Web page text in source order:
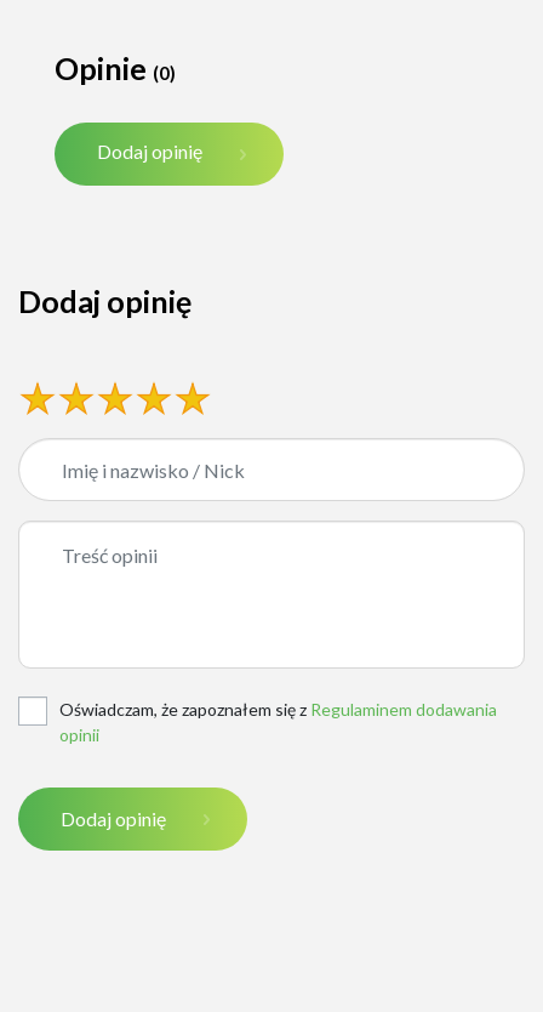
Opinie (0)
Dodaj opinię
Dodaj opinię
Oświadczam, że zapoznałem się z Regulaminem dodawania
opinii
Dodaj opinię